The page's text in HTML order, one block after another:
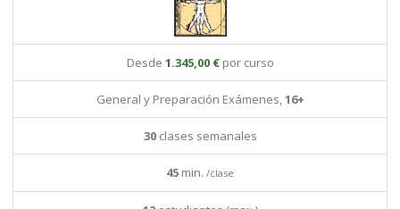
Desde 1.345,00 €por curso
General y Preparación Exámenes,16+
30clases semanales
45 min. /clase